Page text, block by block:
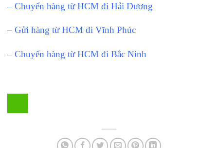
– Chuyển hàng từ HCM đi Hải Dương
– Gửi hàng từ HCM đi Vĩnh Phúc
– Chuyển hàng từ HCM đi Bắc Ninh